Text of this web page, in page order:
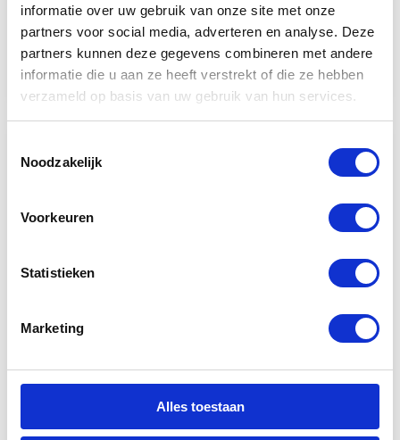
informatie over uw gebruik van onze site met onze
partners voor social media, adverteren en analyse. Deze
partners kunnen deze gegevens combineren met andere
informatie die u aan ze heeft verstrekt of die ze hebben
verzameld op basis van uw gebruik van hun services.
Noodzakelijk
Voorkeuren
Statistieken
Marketing
Alles toestaan
LEES VERDER...
01 jul 2026